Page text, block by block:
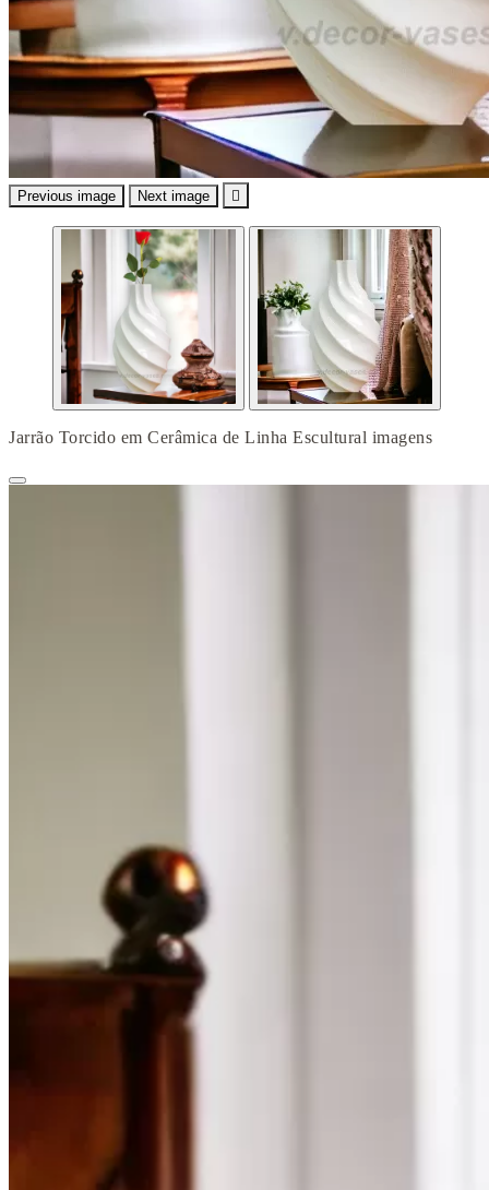
Previous image Next image 
Jarrão Torcido em Cerâmica de Linha Escultural imagens